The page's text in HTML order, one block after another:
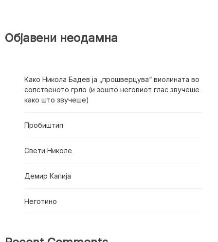
Објавени неодамна
Како Никола Бадев ја „прошверцува“ виолината во
сопственото грло (и зошто неговиот глас звучеше
како што звучеше)
Пробиштип
Свети Николе
Демир Капија
Неготино